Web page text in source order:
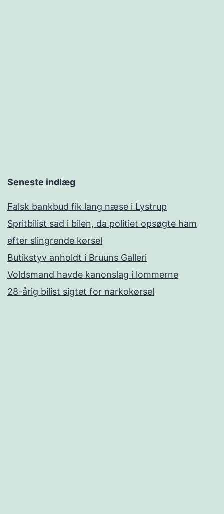
Seneste indlæg
Falsk bankbud fik lang næse i Lystrup
Spritbilist sad i bilen, da politiet opsøgte ham
efter slingrende kørsel
Butikstyv anholdt i Bruuns Galleri
Voldsmand havde kanonslag i lommerne
28-årig bilist sigtet for narkokørsel